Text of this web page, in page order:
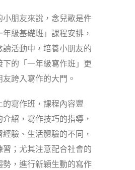
朋友來說，念兒歌是件
級基礎班」課程安排，
活動中，培養小朋友的
的「一年級寫作班」更
跨入寫作的大門。
寫作班，課程內容豐
紹，寫作技巧的指導，
驗、生活體驗的不同，
；尤其注意配合社會的
勢，進行新穎生動的寫作